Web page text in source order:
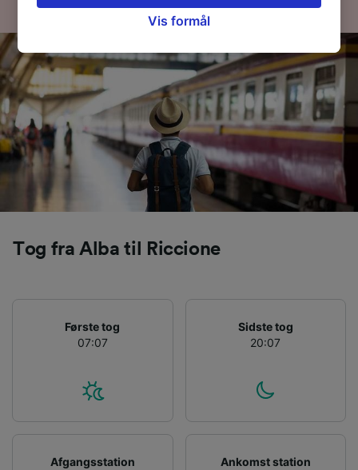
Tog fra Alba til Riccione
Første tog
07:07
Sidste tog
20:07
Afgangsstation
Ankomst station
siden om privatlivspolitik. Disse valg
browsingdata. Dine data vil ikke blive brugt til
sporingsformål, hvis du har bedt os om ikke at
spore dig.
Vi og vores partnere behandler data for at
levere:
Bruge præcise geografiske
placeringsoplysninger. Aktivt scanne
enhedskarakteristika til identifikation.
Opbevare og/eller tilgå oplysninger på en
annoncerings- og indholdsmåling,
målgruppeundersøgelser og udvikling af
Vis formål